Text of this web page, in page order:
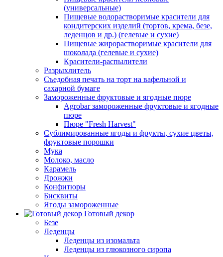
(универсальные)
Пищевые водорастворимые красители для
кондитерских изделий (тортов, крема, безе,
леденцов и др.) (гелевые и сухие)
Пищевые жирорастворимые красители для
шоколада (гелевые и сухие)
Красители-распылители
Разрыхлитель
Съедобная печать на торт на вафельной и
сахарной бумаге
Замороженные фруктовые и ягодные пюре
Agrobar замороженные фруктовые и ягодные
пюре
Пюре "Fresh Harvest"
Сублимированные ягоды и фрукты, сухие цветы,
фруктовые порошки
Мука
Молоко, масло
Карамель
Дрожжи
Конфитюры
Бисквиты
Ягоды замороженные
Готовый декор
Безе
Леденцы
Леденцы из изомальта
Леденцы из глюкозного сиропа